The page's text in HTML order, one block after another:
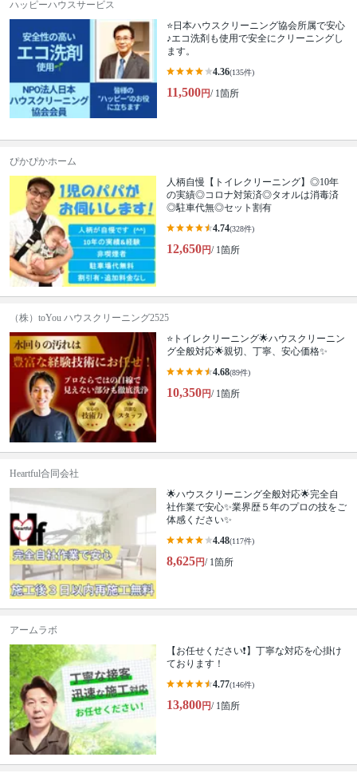
ハッピーハウスサービス
⭐️日本ハウスクリーニング協会所属で安心
♪エコ洗剤も使用で安全にクリーニングし
ます。
4.36(135件)
11,500円/ 1箇所
ぴかぴかホーム
人柄自慢【トイレクリーニング】◎10年
の実績◎コロナ対策済◎タオルは消毒済
◎駐車代無◎セット割有
4.74(328件)
12,650円/ 1箇所
（株）toYou ハウスクリーニング2525
⭐️トイレクリーニング🌟ハウスクリーニン
グ全般対応🌟親切、丁寧、安心価格✨
4.68(89件)
10,350円/ 1箇所
Heartful合同会社
🌟ハウスクリーニング全般対応🌟完全自
社作業で安心✨業界歴５年のプロの技をご
体感ください✨
4.48(117件)
8,625円/ 1箇所
アームラボ
【お任せください❗️】丁寧な対応を心掛け
ております！
4.77(146件)
13,800円/ 1箇所